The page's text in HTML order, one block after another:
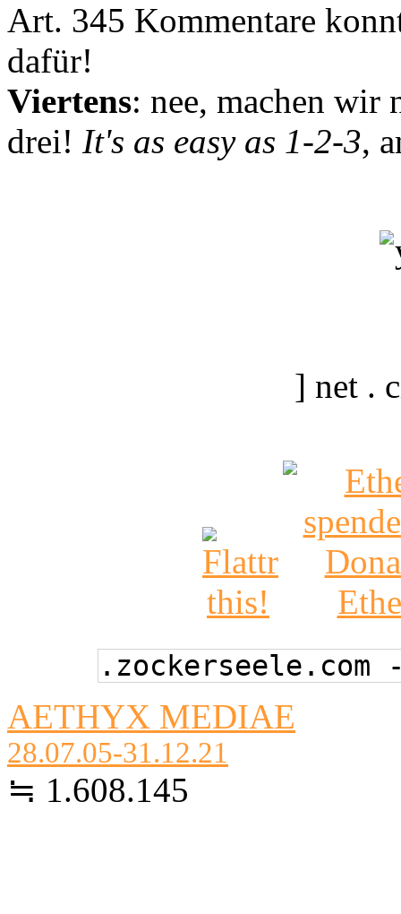
Art. 345 Kommentare
dafür!
Viertens: nee, machen wir
drei! It's as easy as 1-2-3,
] net .
AETHYX MEDIAE
28.07.05-31.12.21
≒ 1.608.145